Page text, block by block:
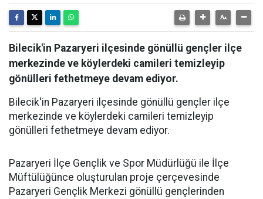
Bilecik'in Pazaryeri ilçesinde gönüllü gençler ilçe
merkezinde ve köylerdeki camileri temizleyip
gönülleri fethetmeye devam ediyor.
Bilecik'in Pazaryeri ilçesinde gönüllü gençler ilçe
merkezinde ve köylerdeki camileri temizleyip
gönülleri fethetmeye devam ediyor.
Pazaryeri İlçe Gençlik ve Spor Müdürlüğü ile İlçe
Müftülüğünce oluşturulan proje çerçevesinde
Pazaryeri Gençlik Merkezi gönüllü gençlerinden